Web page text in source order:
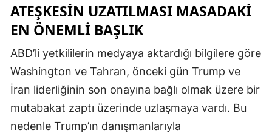
ATEŞKESIN UZATILMASI MASADAKI
EN ÖNEMLI BAŞLIK
ABD’li yetkililerin medyaya aktardığı bilgilere göre
Washington ve Tahran, önceki gün Trump ve
İran liderliğinin son onayına bağlı olmak üzere bir
mutabakat zaptı üzerinde uzlaşmaya vardı. Bu
nedenle Trump’ın danışmanlarıyla